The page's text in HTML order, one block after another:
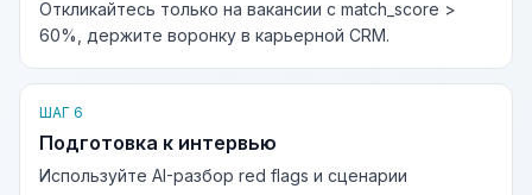
Откликайтесь только на вакансии с match_score >
60%, держите воронку в карьерной CRM.
ШАГ 6
Подготовка к интервью
Используйте AI-разбор red flags и сценарии